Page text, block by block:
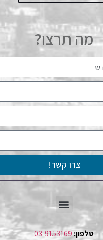
מה תרצו?
צרו קשר!
טלפון:03-9153169